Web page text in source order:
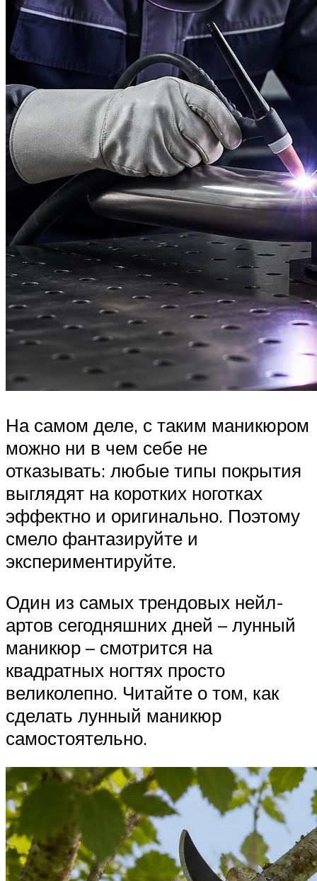
На самом деле, с таким маникюром
можно ни в чем себе не
отказывать: любые типы покрытия
выглядят на коротких ноготках
эффектно и оригинально. Поэтому
смело фантазируйте и
экспериментируйте.
Один из самых трендовых нейл-
артов сегодняшних дней – лунный
маникюр – смотрится на
квадратных ногтях просто
великолепно. Читайте о том, как
сделать лунный маникюр
самостоятельно.